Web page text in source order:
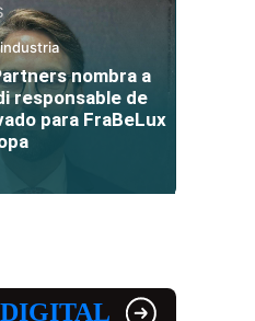
nombra a
responsable de
para FraBeLux